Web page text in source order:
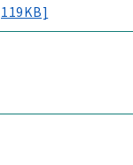
119KB]